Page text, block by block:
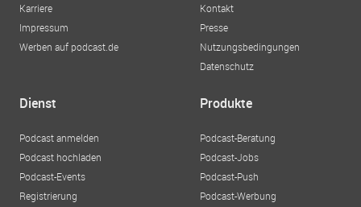
Karriere
Impressum
Werben auf podcast.de
Kontakt
Presse
Nutzungsbedingungen
Datenschutz
Dienst
Podcast anmelden
Podcast hochladen
Podcast-Events
Registrierung
Produkte
Podcast-Beratung
Podcast-Jobs
Podcast-Push
Podcast-Werbung